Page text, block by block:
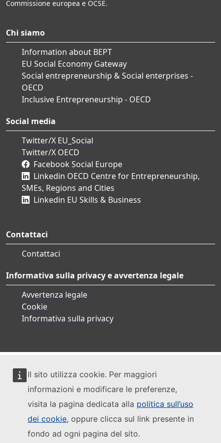
Il sito utilizza cookie. Per maggiori
informazioni e modificare le preferenze,
visita la pagina dedicata alla politica sull’uso
dei cookie, oppure clicca sul link presente in
fondo ad ogni pagina del sito.
Commissione europea e OCSE.
Chi siamo
Information about BEPT
EU Social Economy Gateway
Social entrepreneurship & Social enterprises -
OECD
Inclusive Entrepreneurship - OECD
Social media
Twitter/X EU_Social
Twitter/X OECD
Facebook Social Europe
Linkedin OECD Centre for Entrepreneurship,
SMEs, Regions and Cities
Linkedin EU Skills & Business
Contattaci
Contattaci
Informativa sulla privacy e avvertenza legale
Avvertenza legale
Cookie
Informativa sulla privacy